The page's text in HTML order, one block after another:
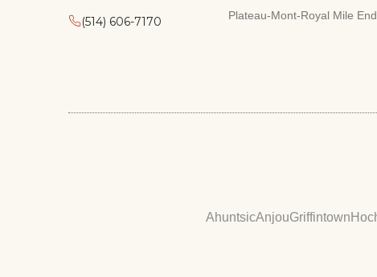
(514) 606-7170 Plateau-Mont-Royal Mile End
AhuntsicAnjouGriffintown